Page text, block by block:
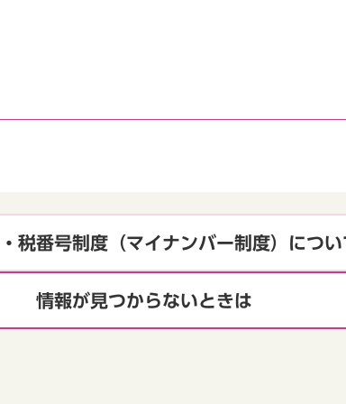
税番号制度（マイナンバー制度）につい
情報が見つからないときは